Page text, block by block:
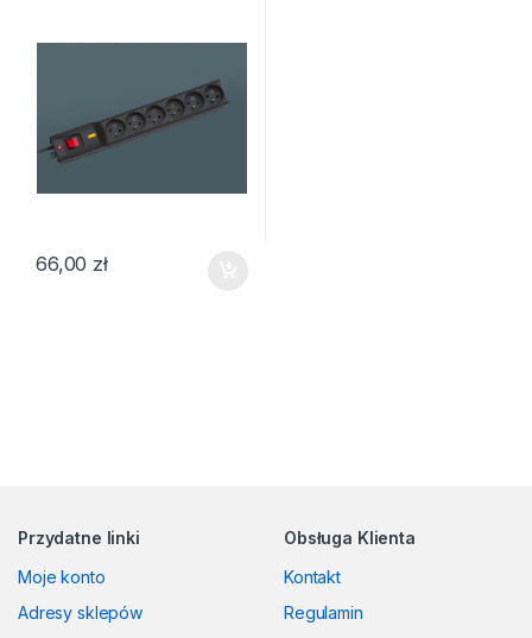
66,00 zł
Przydatne linki
Moje konto
Adresy sklepów
Obsługa Klienta
Kontakt
Regulamin